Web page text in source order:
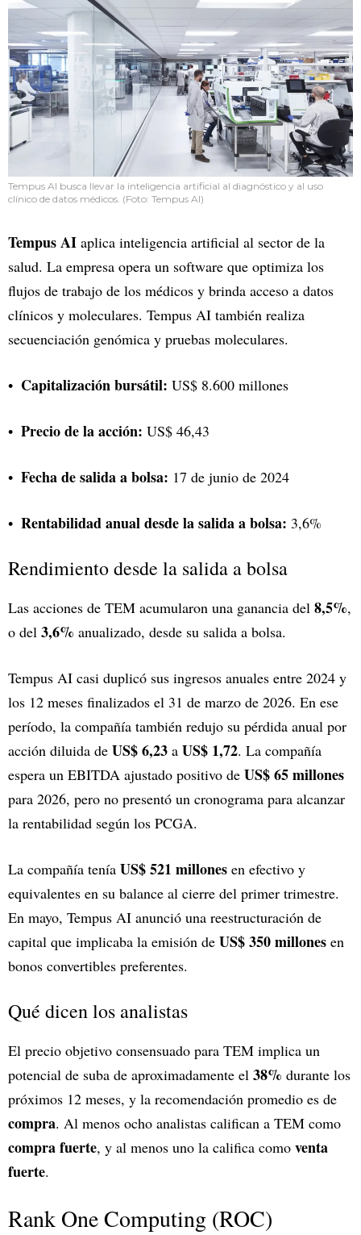
Tempus AI busca llevar la inteligencia artificial al diagnóstico y al uso
clínico de datos médicos. (Foto: Tempus AI)
Tempus AI aplica inteligencia artificial al sector de la
salud. La empresa opera un software que optimiza los
flujos de trabajo de los médicos y brinda acceso a datos
clínicos y moleculares. Tempus AI también realiza
secuenciación genómica y pruebas moleculares.
Capitalización bursátil: US$ 8.600 millones
Precio de la acción: US$ 46,43
Fecha de salida a bolsa: 17 de junio de 2024
Rentabilidad anual desde la salida a bolsa: 3,6%
Rendimiento desde la salida a bolsa
Las acciones de TEM acumularon una ganancia del 8,5%,
o del 3,6% anualizado, desde su salida a bolsa.
Tempus AI casi duplicó sus ingresos anuales entre 2024 y
los 12 meses finalizados el 31 de marzo de 2026. En ese
período, la compañía también redujo su pérdida anual por
acción diluida de US$ 6,23 a US$ 1,72. La compañía
espera un EBITDA ajustado positivo de US$ 65 millones
para 2026, pero no presentó un cronograma para alcanzar
la rentabilidad según los PCGA.
La compañía tenía US$ 521 millones en efectivo y
equivalentes en su balance al cierre del primer trimestre.
En mayo, Tempus AI anunció una reestructuración de
capital que implicaba la emisión de US$ 350 millones en
bonos convertibles preferentes.
Qué dicen los analistas
El precio objetivo consensuado para TEM implica un
potencial de suba de aproximadamente el 38% durante los
próximos 12 meses, y la recomendación promedio es de
compra. Al menos ocho analistas califican a TEM como
compra fuerte, y al menos uno la califica como venta
fuerte.
Rank One Computing (ROC)